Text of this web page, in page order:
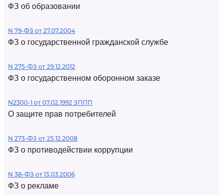
ФЗ об образовании
N 79-ФЗ от 27.07.2004
ФЗ о государственной гражданской службе
N 275-ФЗ от 29.12.2012
ФЗ о государственном оборонном заказе
N2300-1 от 07.02.1992 ЗППП
О защите прав потребителей
N 273-ФЗ от 25.12.2008
ФЗ о противодействии коррупции
N 38-ФЗ от 13.03.2006
ФЗ о рекламе